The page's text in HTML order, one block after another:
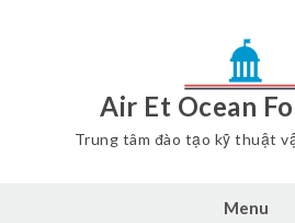
Air Et Ocean
Trung tâm đào tạo kỹ thuật
Menu